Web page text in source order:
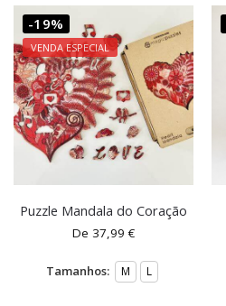
-19%
VENDA ESPECIAL
Puzzle Mandala do Coração
De 37,99€
Tamanhos: M L